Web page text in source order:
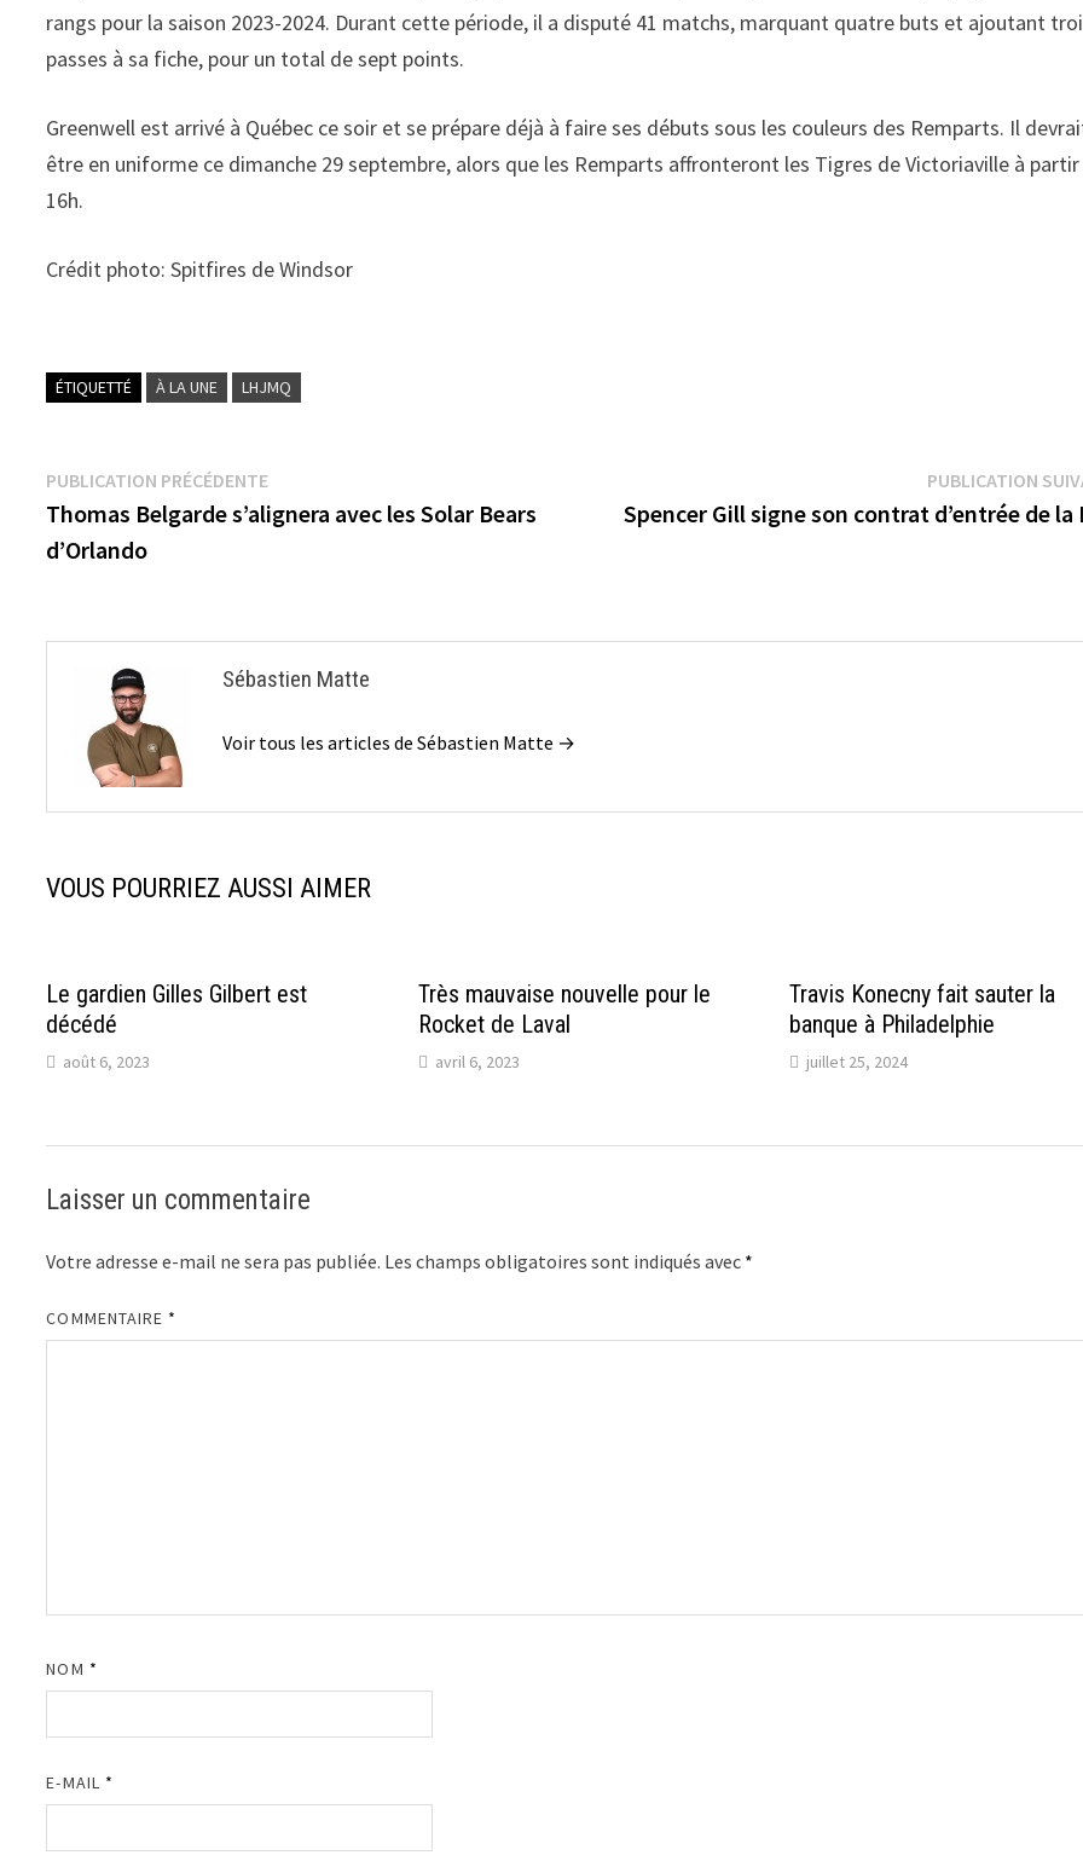
rangs pour la saison 2023-2024. Durant cette période, il a disputé 41 matchs, marquant quatre buts et ajoutant
passes à sa fiche, pour un total de sept points.
Greenwell est arrivé à Québec ce soir et se prépare déjà à faire ses débuts sous les couleurs des Remparts. Il
être en uniforme ce dimanche 29 septembre, alors que les Remparts affronteront les Tigres de Victoriaville à
16h.
Crédit photo: Spitfires de Windsor
ÉTIQUETTÉ À LA UNE LHJMQ
Navigation
de
PUBLICATION PRÉCÉDENTEPublication
précédente :
Thomas Belgarde s’alignera avec les Solar Bears
d’Orlando
PUBLICATION
Spencer Gill signe son contrat d’entrée de la
Sébastien Matte
Voir tous les articles de Sébastien Matte →
VOUS POURRIEZ AUSSI AIMER
Le gardien Gilles Gilbert est
décédé
août 6, 2023
Très mauvaise nouvelle pour le
Rocket de Laval
avril 6, 2023
Travis Konecny fait sauter la
banque à Philadelphie
juillet 25, 2024
Laisser un commentaire
Votre adresse e-mail ne sera pas publiée. Les champs obligatoires sont indiqués avec *
COMMENTAIRE *
NOM *
E-MAIL *